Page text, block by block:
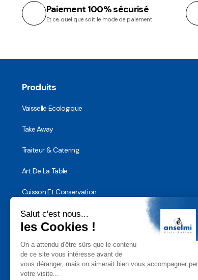
Paiement 100% sécurisé
Et ce, quel que soit le mode de paiement
Produits
Vaisselle Ecologique
Take Away
Traiteur & Catering
Art De La Table
Cuisson Et Conservation
Hygiène, Sécurité et Traçabilité
Vaisselle Réutilisable
Noël